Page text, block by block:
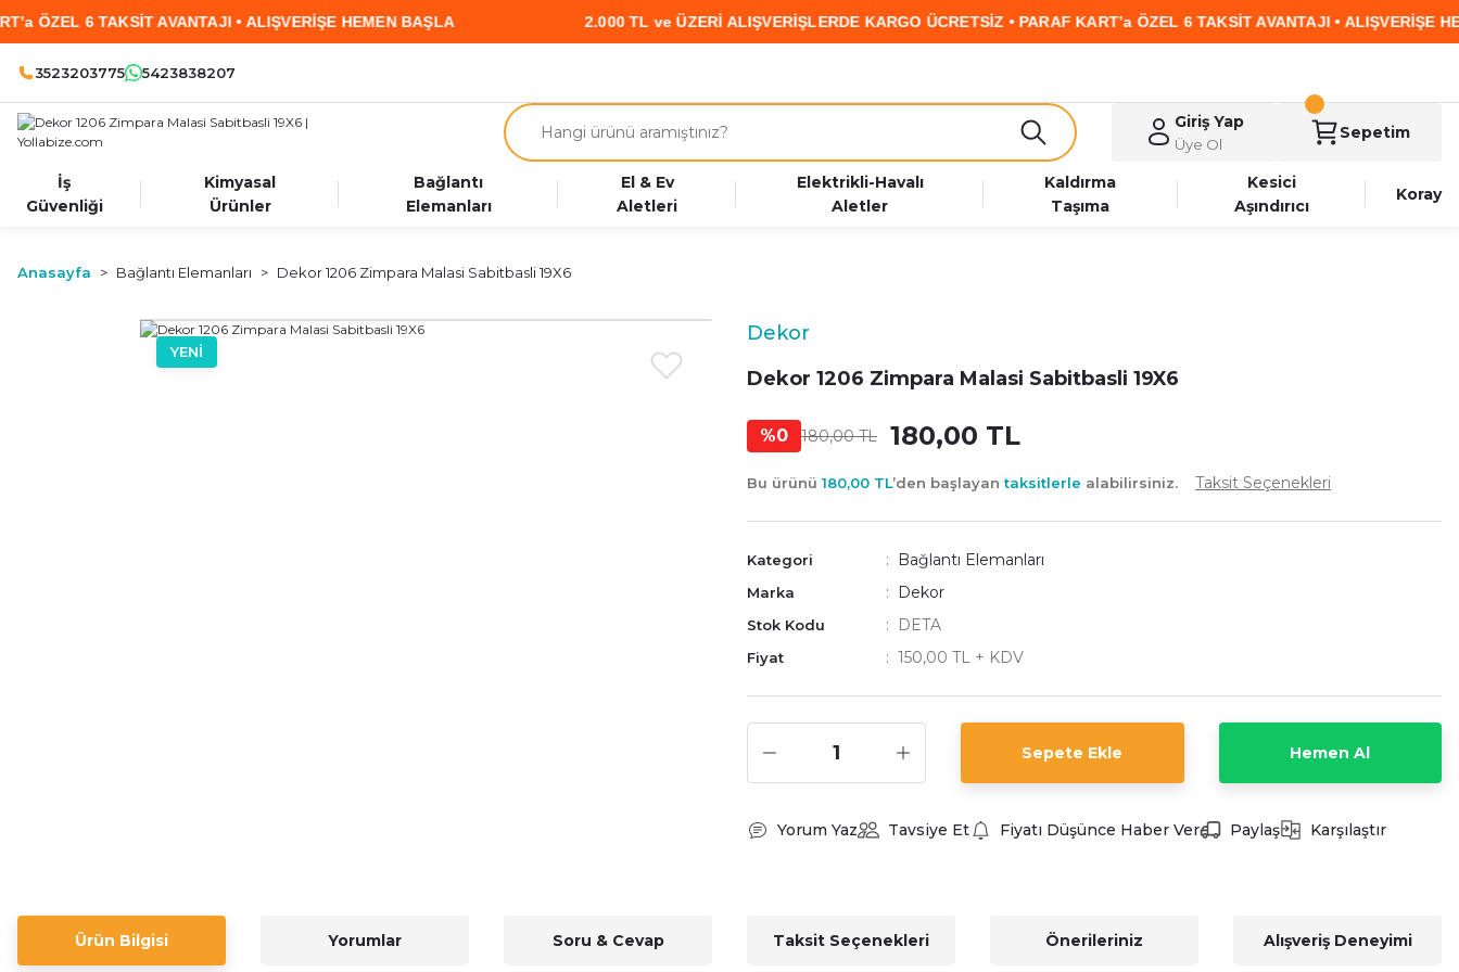
6 TAKSİT AVANTAJI • ALIŞVERİŞE HEMEN BAŞLA 2.000 TL ve ÜZERİ ALIŞVERİŞLERDE KARGO ÜCRETSİZ • PARAF KART’a ÖZEL 6 TAKSİT AVANTAJI • ALIŞVERİŞE HEMEN
3523203775 5423838207
Giriş Yap
Üye Ol
Sepetim
İş
Güvenliği
Kimyasal
Ürünler
Bağlantı
Elemanları
El & Ev
Aletleri
Elektrikli-Havalı
Aletler
Kaldırma
Taşıma
Kesici
Aşındırıcı
Koray
Anasayfa Bağlantı Elemanları Dekor 1206 Zimpara Malasi Sabitbasli 19X6
YENİ
Dekor
Dekor 1206 Zimpara Malasi Sabitbasli 19X6
%0 180,00 TL 180,00 TL
Bu ürünü 180,00 TL’den başlayantaksitlerle alabilirsiniz. Taksit Seçenekleri
Kategori Bağlantı Elemanları
Marka Dekor
Stok Kodu DETA
Fiyat 150,00 TL + KDV
Sepete Ekle Hemen Al
Yorum Yaz Tavsiye Et Fiyatı Düşünce Haber Ver Paylaş Karşılaştır
Ürün Bilgisi Yorumlar Soru & Cevap Taksit Seçenekleri Önerileriniz Alışveriş Deneyimi